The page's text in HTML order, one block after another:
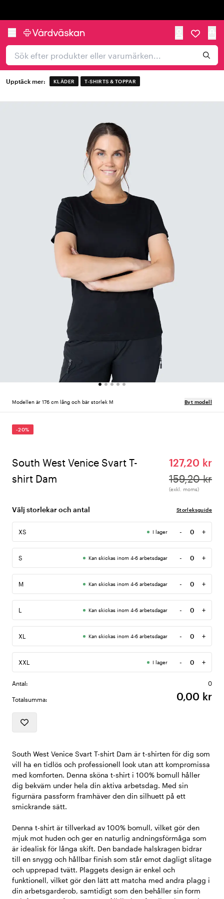
Upptäck mer: KLÄDER T-SHIRTS & TOPPAR
Modellen är 176 cm lång och bär storlek M Byt modell
-20%
South West Venice Svart T-
shirt Dam
127,20 kr
159,20 kr
(exkl. moms)
Välj storlekar och antal Storleksguide
XS I lager -
Antal
+
S Kan skickas inom 4-6 arbetsdagar -
Antal
+
M Kan skickas inom 4-6 arbetsdagar -
Antal
+
L Kan skickas inom 4-6 arbetsdagar -
Antal
+
XL Kan skickas inom 4-6 arbetsdagar -
Antal
+
XXL I lager -
Antal
+
Antal: 0
Totalsumma: 0,00 kr
South West Venice Svart T-shirt Dam är t-shirten för dig som
vill ha en tidlös och professionell look utan att kompromissa
med komforten. Denna sköna t-shirt i 100% bomull håller
dig bekväm under hela din aktiva arbetsdag. Med sin
figurnära passform framhäver den din silhuett på ett
smickrande sätt.
Denna t-shirt är tillverkad av 100% bomull, vilket gör den
mjuk mot huden och ger en naturlig andningsförmåga som
är idealisk för långa skift. Den bandade halskragen bidrar
till en snygg och hållbar finish som står emot dagligt slitage
och upprepad tvätt. Plaggets design är enkel och
funktionell, vilket gör den lätt att matcha med andra plagg i
din arbetsgarderob, samtidigt som den behåller sin form